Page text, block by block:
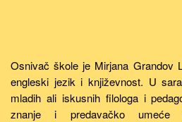
Osnivač škole je Mirjana Grandov
engleski jezik i književnost. U
mladih ali iskusnih filologa i
znanje i predavačko umeće